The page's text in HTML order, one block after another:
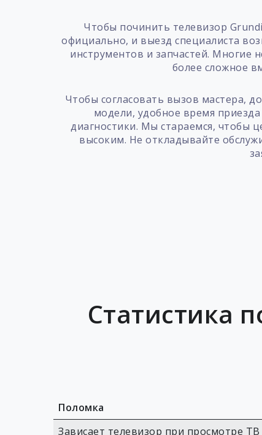
Чтобы починить телевизор
официально, и выезд специалиста
инструментов и запчастей. Многие
более сложное
Чтобы согласовать вызов мастера,
модели, удобное время
диагностики. Мы стараемся, чтобы
высоким. Не откладывайте
Статистика
Поломка
Зависает телевизор при просмотре ТВ